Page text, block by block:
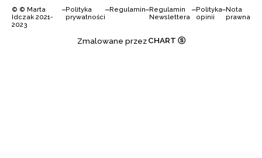
© © Marta
Idczak 2021-
2023
Polityka
prywatności
Regulamin
Regulamin
Newslettera
Polityka
opinii
Nota
prawna
Zmalowane przez CHART ⓢ